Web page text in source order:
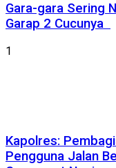
Gara-gara Sering
Garap 2 Cucunya
1
Kapolres:
Pengguna Jalan